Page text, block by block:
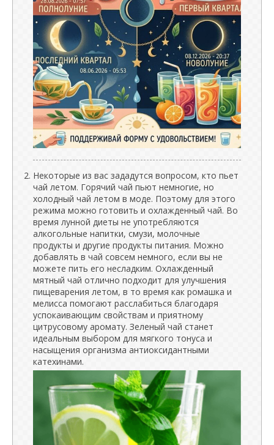
Некоторые из вас зададутся вопросом, кто пьет
чай летом. Горячий чай пьют немногие, но
холодный чай летом в моде. Поэтому для этого
режима можно готовить и охлажденный чай. Во
время лунной диеты не употребляются
алкогольные напитки, смузи, молочные
продукты и другие продукты питания. Можно
добавлять в чай ​​совсем немного, если вы не
можете пить его несладким. Охлажденный
мятный чай отлично подходит для улучшения
пищеварения летом, в то время как ромашка и
мелисса помогают расслабиться благодаря
успокаивающим свойствам и приятному
цитрусовому аромату. Зеленый чай станет
идеальным выбором для мягкого тонуса и
насыщения организма антиоксидантными
катехинами.